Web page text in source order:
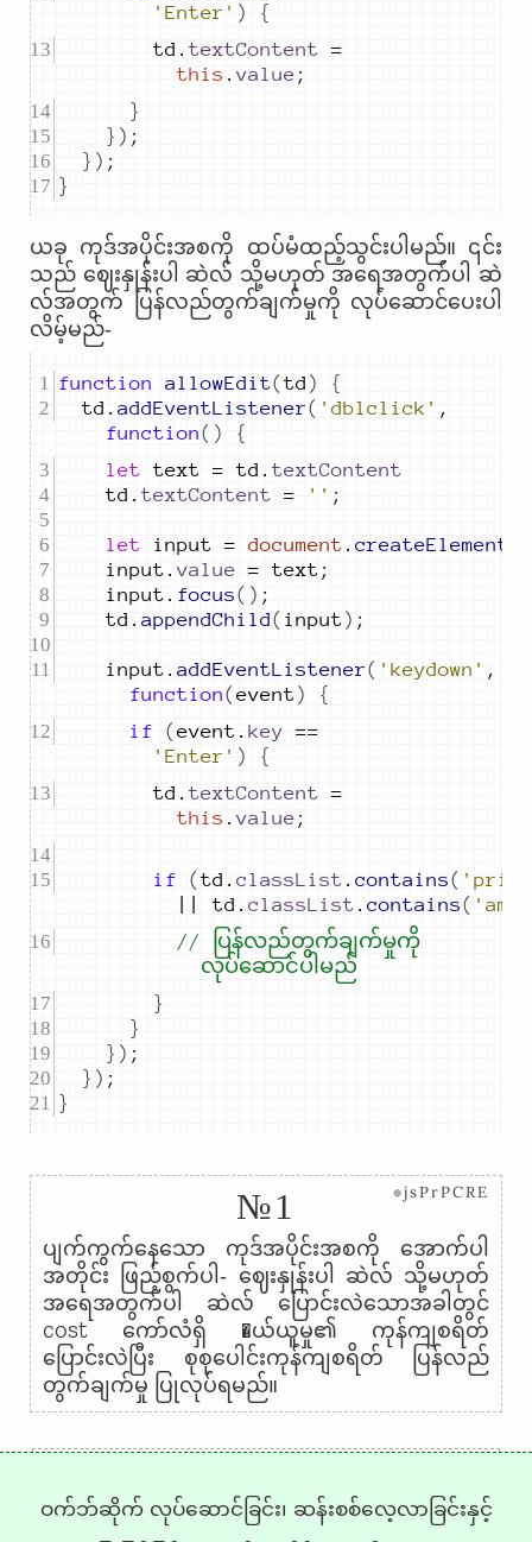
'Enter' )
{
td . textContent =
this . value ;
}
}) ;
}) ;
}
ယခု ကုဒ်အပိုင်းအစကို ထပ်မံထည့်သွင်းပါမည်။ ၎င်း
သည် ဈေးနှုန်းပါ ဆဲလ် သို့မဟုတ် အရေအတွက်ပါ ဆဲ
လ်အတွက် ပြန်လည်တွက်ချက်မှုကို လုပ်ဆောင်ပေးပါ
လိမ့်မည်-
function allowEdit( td )
{
td . addEventListener( 'dblclick' ,
function()
{
let text = td . textContent
td . textContent = '' ;
let input = document . createElement
input . value = text ;
input . focus() ;
td . appendChild( input) ;
input . addEventListener( 'keydown' ,
function( event)
{
if
( event . key ==
'Enter' )
{
td . textContent =
this . value ;
if ( td . classList . contains(
td . classList . contains(
// ပြန်လည်တွက်ချက်မှုကို
လုပ်ဆောင်ပါမည်
}
}
}) ;
}) ;
}
№1 ⊗jsPrPCRE
ပျက်ကွက်နေသော ကုဒ်အပိုင်းအစကို အောက်ပါ
အတိုင်း ဖြည့်စွက်ပါ- ဈေးနှုန်းပါ ဆဲလ် သို့မဟုတ်
အရေအတွက်ပါ ဆဲလ် ပြောင်းလဲသောအခါတွင်
cost ကော်လံရှိ �ယ်ယူမှု၏ ကုန်ကျစရိတ်
ပြောင်းလဲပြီး စုစုပေါင်းကုန်ကျစရိတ် ပြန်လည်
တွက်ချက်မှု ပြုလုပ်ရမည်။
ဝက်ဘ်ဆိုက် လုပ်ဆောင်ခြင်း၊ ဆန်းစစ်လေ့လာခြင်းနှင့်